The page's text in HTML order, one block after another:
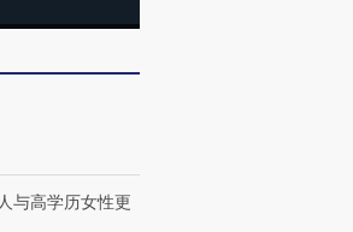
与高学历女性更